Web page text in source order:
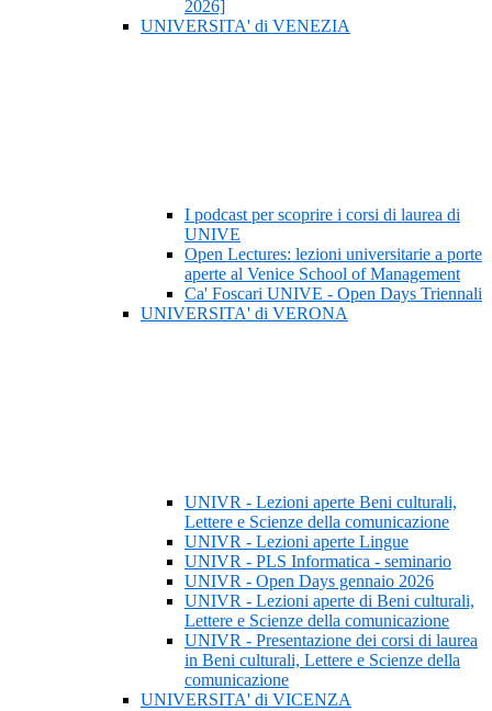
2026]
UNIVERSITA' di VENEZIA
I podcast per scoprire i corsi di laurea di
UNIVE
Open Lectures: lezioni universitarie a porte
aperte al Venice School of Management
Ca' Foscari UNIVE - Open Days Triennali
UNIVERSITA' di VERONA
UNIVR - Lezioni aperte Beni culturali,
Lettere e Scienze della comunicazione
UNIVR - Lezioni aperte Lingue
UNIVR - PLS Informatica - seminario
UNIVR - Open Days gennaio 2026
UNIVR - Lezioni aperte di Beni culturali,
Lettere e Scienze della comunicazione
UNIVR - Presentazione dei corsi di laurea
in Beni culturali, Lettere e Scienze della
comunicazione
UNIVERSITA' di VICENZA